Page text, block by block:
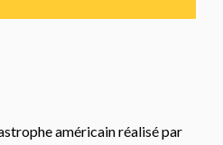
américain réalisé par